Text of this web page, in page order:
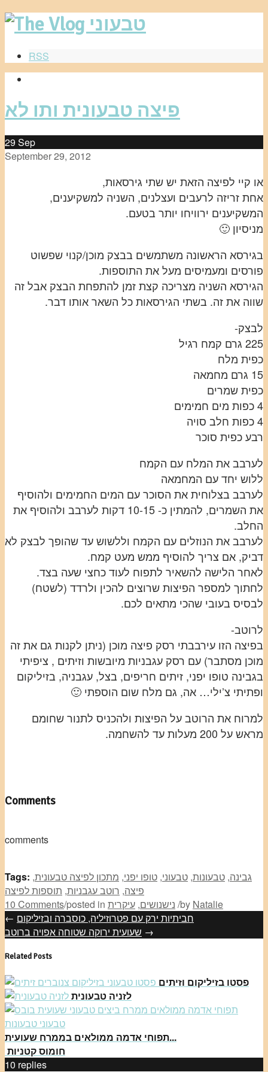
RSS
פיצה טבעונית ותו לא
29 Sep
September 29, 2012
או קיי לפיצה הזאת יש שתי גירסאות,
אחת זריזה לרעבים ועצלנים, השניה למשקיענים,
המשקיענים ירוויחו יותר בטעם.
מניסיון 🙂
בגירסא הראשונה משתמשים בבצק מוכן/קנוי שפשוט
פורסים ומעמיסים מעל את התוספות.
הגירסא השניה מצריכה קצת זמן להתפחת הבצק אבל זה
שווה את זה. בשתי הגירסאות כל השאר אותו דבר.
לבצק-
225 גרם קמח רגיל
כפית מלח
15 גרם מחמאה
כפית שמרים
4 כפות מים חמימים
4 כפות חלב סויה
רבע כפית סוכר
לערבב את המלח עם הקמח
ללוש יחד עם המחמאה
לערבב בצלוחית את הסוכר עם המים החמימים ולהוסיף
את השמרים, להמתין כ- 10-15 דקות לערבב ולהוסיף את
החלב.
לערבב את הנוזלים עם הקמח וללשוש עד שהופך לבצק לא
דביק, אם צריך להוסיף ממש מעט קמח.
לאחר הלישה להשאיר לתפוח לעוד כחצי שעה בצד.
לחתוך למספר הפיצות שרוצים להכין ולרדד (לשטח)
לבסיס בעובי שהכי מתאים לכם.
לרוטב-
בפיצה הזו עירבבתי רסק פיצה מוכן (ניתן לקנות גם את זה
מוכן מסתבר) עם רסק עגבניות מיובשות וזיתים , ציפיתי
בגבינה טופו יפני, זיתים חריפים, בצל, עגבניה, בזיליקום
ופתיתי צ’ילי… אה, גם מלח שום הוספתי 🙂
למרוח את הרוטב על הפיצות ולהכניס לתנור שחומם
מראש על 200 מעלות עד להשחמה.
Comments
comments
Tags: גבינה, טבעונות, טבעוני, טופו יפני, מתכון לפיצה טבעונית,
פיצה, רוטב עגבניות, תוספות לפיצה
10 Comments/posted in נישנושים, עיקרית /by Natalie
← חביתיות ירק עם פטרוזיליה, כוסברה ובזיליקום
שעועית ירוקה שטוחה אפויה ברוטב →
Related Posts
פסטו בזיליקום וזיתים
לזניה טבעונית
תפוחי אדמה ממולאים בממרח שעועית...
חומוס קטניות
10 replies